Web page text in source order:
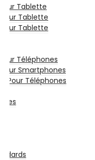
Tablette
Pour Tablette
Pour Tablette
Téléphones
Smartphones
Pour Téléphones